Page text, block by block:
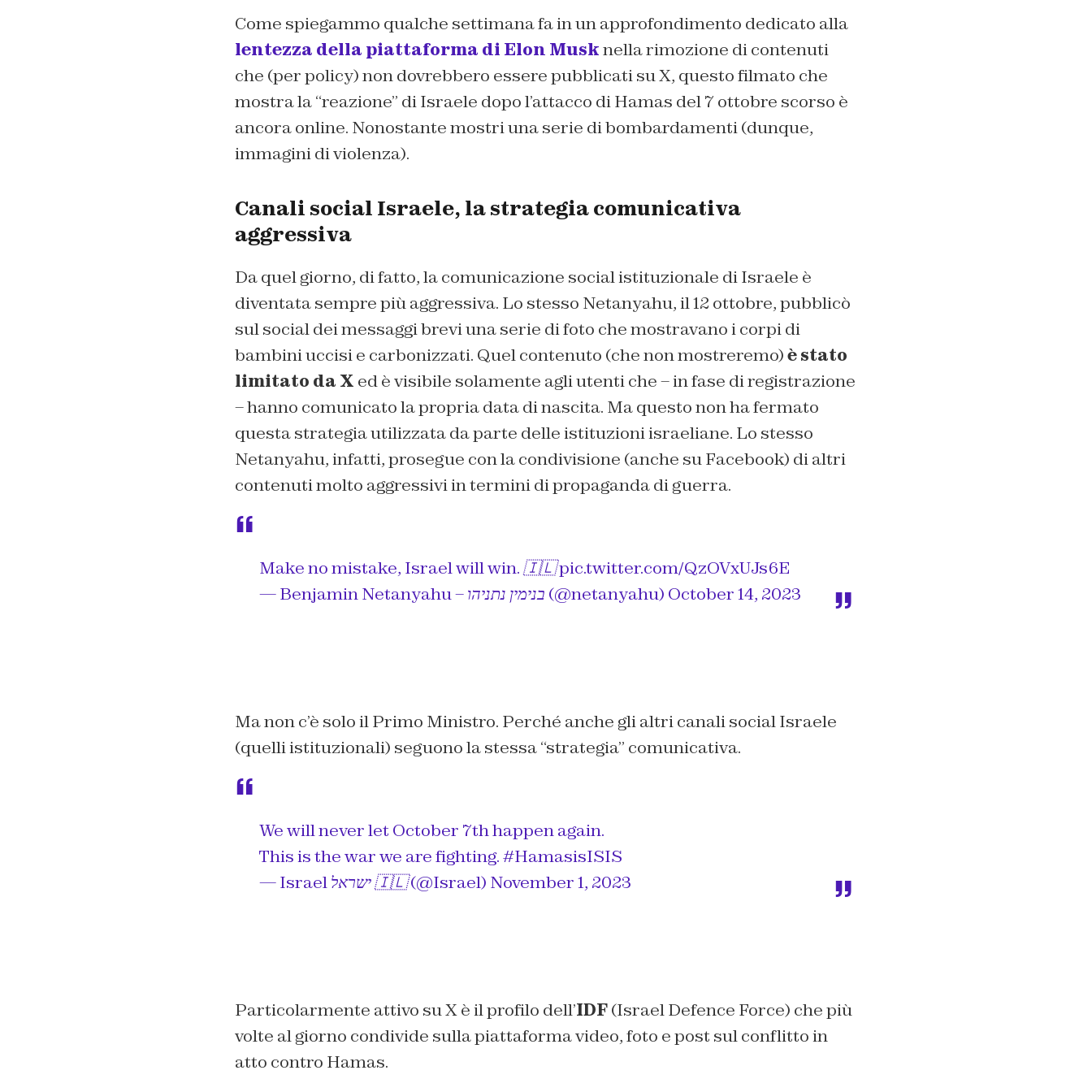
Come spiegammo qualche settimana fa in un approfondimento dedicato alla
lentezza della piattaforma di Elon Musknella rimozione di contenuti
che (per policy) non dovrebbero essere pubblicati su X, questo filmato che
mostra la “reazione” di Israele dopo l’attacco di Hamas del 7 ottobre scorso è
ancora online. Nonostante mostri una serie di bombardamenti (dunque,
immagini di violenza).
Canali social Israele, la strategia comunicativa
aggressiva
Da quel giorno, di fatto, la comunicazione social istituzionale di Israele è
diventata sempre più aggressiva. Lo stesso Netanyahu, il 12 ottobre, pubblicò
sul social dei messaggi brevi una serie di foto che mostravano i corpi di
bambini uccisi e carbonizzati. Quel contenuto (che non mostreremo)è stato
limitato da X ed è visibile solamente agli utenti che – in fase di registrazione
– hanno comunicato la propria data di nascita. Ma questo non ha fermato
questa strategia utilizzata da parte delle istituzioni israeliane. Lo stesso
Netanyahu, infatti, prosegue con la condivisione (anche su Facebook) di altri
contenuti molto aggressivi in termini di propaganda di guerra.
Make no mistake, Israel will win. 🇮🇱pic.twitter.com/QzOVxUJs6E
— Benjamin Netanyahu – בנימין נתניהו (@netanyahu) October 14, 2023
Ma non c’è solo il Primo Ministro. Perché anche gli altri canali social Israele
(quelli istituzionali) seguono la stessa “strategia” comunicativa.
We will never let October 7th happen again.
This is the war we are fighting.#HamasisISIS
— Israel ישראל 🇮🇱 (@Israel) November 1, 2023
Particolarmente attivo su X è il profilo dell’IDF(Israel Defence Force) che più
volte al giorno condivide sulla piattaforma video, foto e post sul conflitto in
atto contro Hamas.